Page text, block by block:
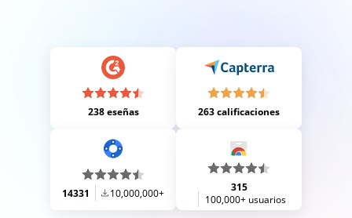
238 eseñas 263 calificaciones
14331 10,000,000+
315
100,000+ usuarios